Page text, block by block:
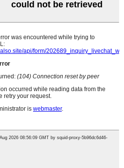
hunn eng komplett
an d'Striewen no
Mir freeën eis
Partner mat Iech
fir Ricoh MPC2030
2551
an: Ricoh MPC2030 2050
der Fabréck